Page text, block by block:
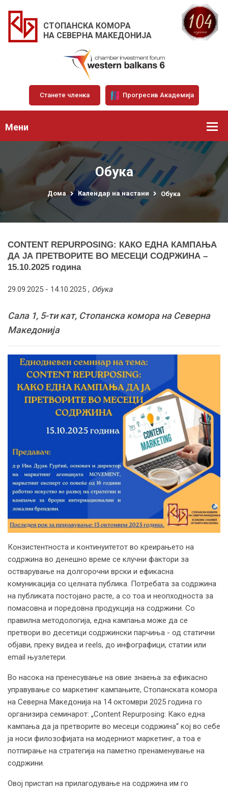
СТОПАНСКА КОМОРА
НА СЕВЕРНА МАКЕДОНИЈА
Станете членка Прогресив Академија
Мени
Обука
Дома Календар на настани Обука
CONTENT REPURPOSING: КАКО ЕДНА КАМПАЊА
ДА ЈА ПРЕТВОРИТЕ ВО МЕСЕЦИ СОДРЖИНА –
15.10.2025 година
29.09.2025 - 14.10.2025 , Обука
Сала 1, 5-ти кат, Стопанска комора на Северна
Македонија
Конзистентноста и континуитетот во креирањето на
содржина во денешно време се клучни фактори за
остварување на долгорочни врски и ефикасна
комуникација со целната публика. Потребата за содржина
на публиката постојано расте, а со тоа и неопходноста за
помасовна и поредовна продукција на содржини. Со
правилна методологија, една кампања може да се
претвори во десетици содржински парчиња - од статични
објави, преку видеа и reels, до инфографици, статии или
email њузлетери.
Во насока на пренесување на овие знаења за ефикасно
управување со маркетинг кампањите, Стопанската комора
на Северна Македонија на 14 октомври 2025 година го
организира семинарот: „Content Repurposing: Како една
кампања да ја претворите во месеци содржина“ кој во себе
ја носи филозофијата на модерниот маркетинг, а тоа е
потпирање на стратегија на паметно пренаменување на
содржини.
Овој пристап на прилагодување на содржина им го